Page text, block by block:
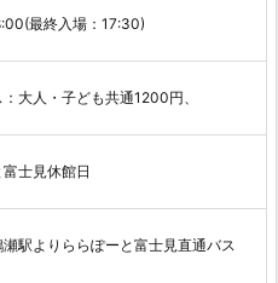
最終入場：17:30)
大人・子ども共通1200円、
士見休館日
駅よりららぽーと富士見直通バス